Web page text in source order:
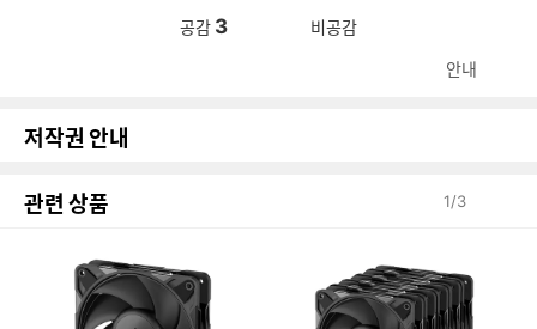
공감 3 비공감
안내
저작권 안내
관련 상품 1/3